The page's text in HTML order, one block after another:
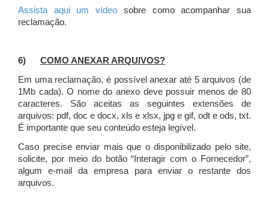
Assista aqui um vídeo sobre como acompanhar sua
reclamação.
6) COMO ANEXAR ARQUIVOS?
Em uma reclamação, é possível anexar até 5 arquivos (de
1Mb cada). O nome do anexo deve possuir menos de 80
caracteres. São aceitas as seguintes extensões de
arquivos: pdf, doc e docx, xls e xlsx, jpg e gif, odt e ods, txt.
É importante que seu conteúdo esteja legível.
Caso precise enviar mais que o disponibilizado pelo site,
solicite, por meio do botão “Interagir com o Fornecedor”,
algum e-mail da empresa para enviar o restante dos
arquivos.